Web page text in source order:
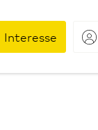
Interesse